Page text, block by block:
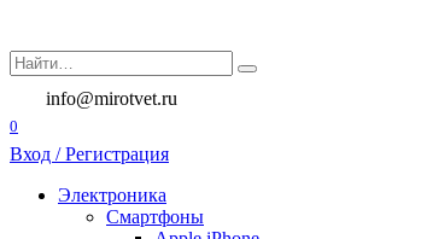
содержанию
Search
for:
info@mirotvet.ru
0
Вход / Регистрация
Электроника
Смартфоны